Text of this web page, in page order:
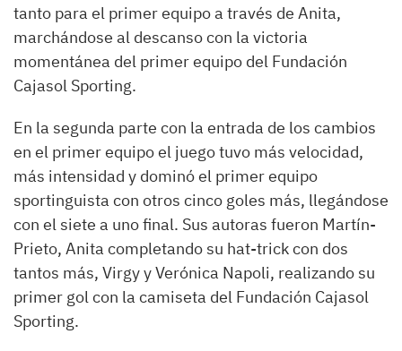
tanto para el primer equipo a través de Anita,
marchándose al descanso con la victoria
momentánea del primer equipo del Fundación
Cajasol Sporting.
En la segunda parte con la entrada de los cambios
en el primer equipo el juego tuvo más velocidad,
más intensidad y dominó el primer equipo
sportinguista con otros cinco goles más, llegándose
con el siete a uno final. Sus autoras fueron Martín-
Prieto, Anita completando su hat-trick con dos
tantos más, Virgy y Verónica Napoli, realizando su
primer gol con la camiseta del Fundación Cajasol
Sporting.